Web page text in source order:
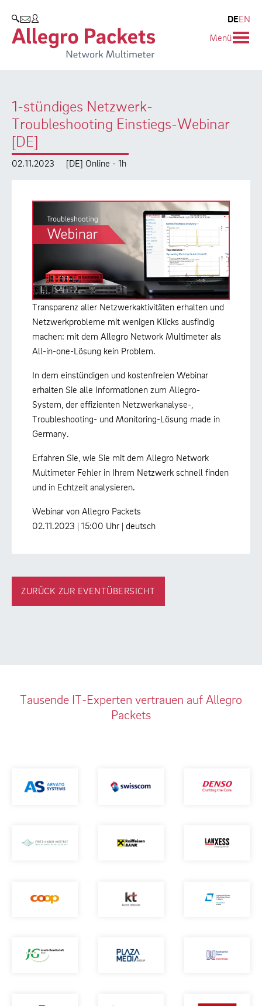
SUCHEN
DEEN
Menü
1-stündiges Netzwerk-
Troubleshooting Einstiegs-Webinar
[DE]
02.11.2023 [DE] Online - 1h
Transparenz aller Netzwerkaktivitäten erhalten und
Netzwerkprobleme mit wenigen Klicks ausfindig
machen: mit dem Allegro Network Multimeter als
All-in-one-Lösung kein Problem.
In dem einstündigen und kostenfreien Webinar
erhalten Sie alle Informationen zum Allegro-
System, der effizienten Netzwerkanalyse-,
Troubleshooting- und Monitoring-Lösung made in
Germany.
Erfahren Sie, wie Sie mit dem Allegro Network
Multimeter Fehler in Ihrem Netzwerk schnell finden
und in Echtzeit analysieren.
Webinar von Allegro Packets
02.11.2023 | 15:00 Uhr | deutsch
ZURÜCK ZUR EVENTÜBERSICHT
Tausende IT-Experten vertrauen auf Allegro
Packets
Allegro Network Multimeter
Produktübersicht
Use Cases
Whitepaper
Case Studies
Videos
Produkt-Handbuch
Unternehmen
Partner
Umweltschutz
Forschung und Lehre